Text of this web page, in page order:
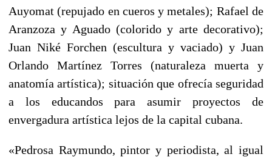
Auyomat (repujado en cueros y metales); Rafael de
Aranzoza y Aguado (colorido y arte decorativo);
Juan Niké Forchen (escultura y vaciado) y Juan
Orlando Martínez Torres (naturaleza muerta y
anatomía artística); situación que ofrecía seguridad
a los educandos para asumir proyectos de
envergadura artística lejos de la capital cubana.
«Pedrosa Raymundo, pintor y periodista, al igual